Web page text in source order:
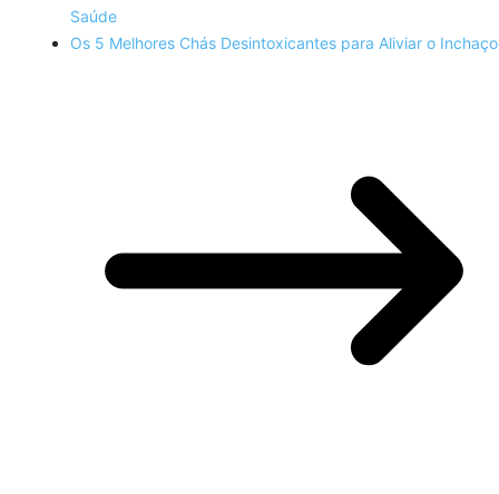
Saúde
Os 5 Melhores Chás Desintoxicantes para Aliviar o Inchaço